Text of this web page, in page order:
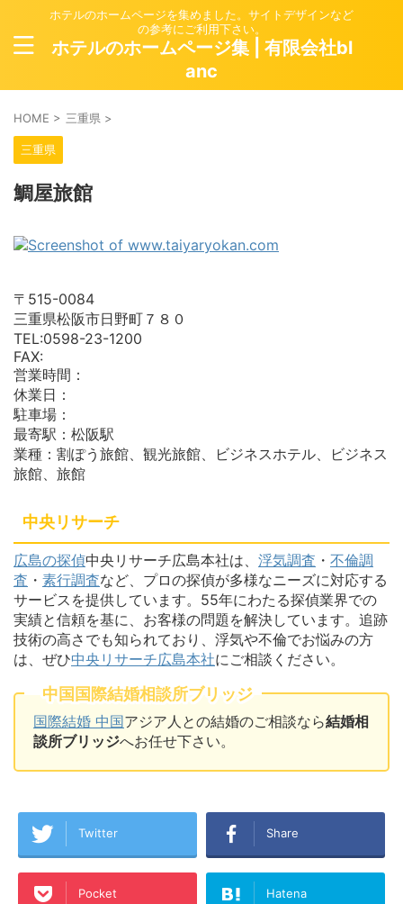
ホテルのホームページを集めました。サイトデザインなど
の参考にご利用下さい。
ホテルのホームページ集 | 有限会社bl
anc
HOME > 三重県 >
三重県
鯛屋旅館
〒515-0084
三重県松阪市日野町７８０
TEL:0598-23-1200
FAX:
営業時間：
休業日：
駐車場：
最寄駅：松阪駅
業種：割ぽう旅館、観光旅館、ビジネスホテル、ビジネス
旅館、旅館
中央リサーチ
広島の探偵中央リサーチ広島本社は、 浮気調査 ・ 不倫調
査 ・ 素行調査など、プロの探偵が多様なニーズに対応する
サービスを提供しています。55年にわたる探偵業界での
実績と信頼を基に、お客様の問題を解決しています。追跡
技術の高さでも知られており、浮気や不倫でお悩みの方
は、ぜひ中央リサーチ広島本社にご相談ください。
中国国際結婚相談所ブリッジ
国際結婚 中国アジア人との結婚のご相談なら結婚相
談所ブリッジへお任せ下さい。
Twitter Share
Pocket Hatena